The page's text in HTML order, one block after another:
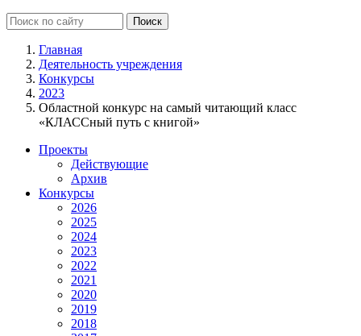
Главная
Деятельность учреждения
Конкурсы
2023
Областной конкурс на самый читающий класс
«КЛАССный путь с книгой»
Проекты
Действующие
Архив
Конкурсы
2026
2025
2024
2023
2022
2021
2020
2019
2018